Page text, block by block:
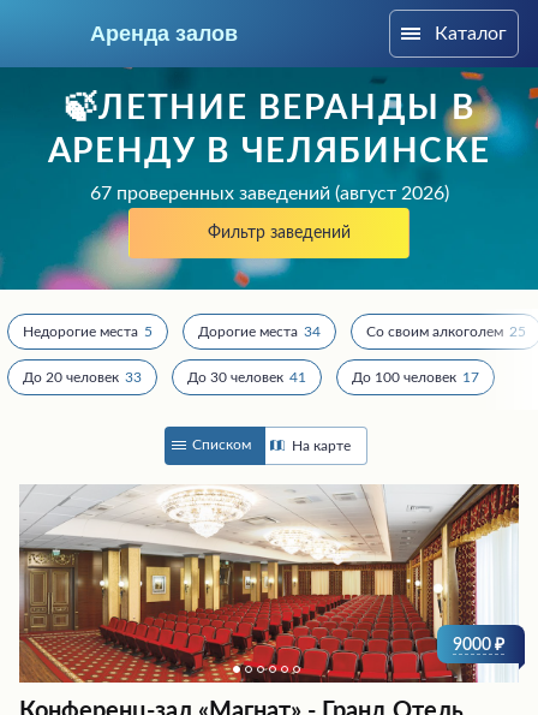
Аренда залов
+7 (909) 069-16-43
Подберите мне зал
Каталог
🍃ЛЕТНИЕ ВЕРАНДЫ В
АРЕНДУ В ЧЕЛЯБИНСКЕ
67 проверенных заведений (август 2026)
Фильтр заведений
Недорогие места 5 Дорогие места 34 Со своим алкоголем 25
До 20 человек 33 До 30 человек 41 До 100 человек 17
Списком На карте
9000